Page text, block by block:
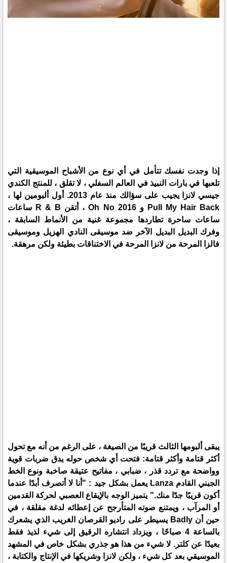
إذا وجدت نفسك تتأمل في أي نوع من الأشباح الموسيقية التي
تلعبها في بارات النبيذ في العالم السفلي ، لا تقلق ، للمنتج الكندي
جيسي لانزا يجيب على سؤالك منذ عام 2013. أول ألبومين لها ،
Pull My Hair Back و 2016 Oh No ، أتقن R & B ساعات
ساعات ساحرة تطاردها مجموعة غنية من الأنماط السابقة ،
وفرك البديل البديل الآخر ضد موسيقى النادي الهزيل وموسيقى
فالزا المرحة من لانزا المرحة في الاختناقات بطيئة ولكن مرهقة.
يبقى ألبومها الثالث قريبًا من الصيغة ، على الرغم من أنه مع تحول
أكثر قتامة وأكثر قتامة: فتحت أي شخص حوله يدق ضربات قوية
وواضحة مع تردد قذر ، ضبابي ، مفاتيح عتيقة صاخبة ونوع الخط
الجبني القادم Lanza يعمل بشكل جيد : "أنا لا أتصرف أبدًا عندما
أكون قريبًا جدًا منك." يتميز الوجه بالإيقاع العصبي لحركة القدمين
أو المرآب ، ويمتنع صوته المتأرجح عن إعطائه لدغة مقلقة ، في
حين أن Badly يسيطر على راديو القرصان الغريب الذي يشعرك
بالساعة 4 صباحًا ، ويزداد انتشاره الرقيق إلى شيء لذيذ فقط
بعيدًا عن كلتر. لا شيء من هذا هو جذري بشكل خاص في المشهد
الموسيقي بعد كل شيء ، ولكن لانزا وشريكها في الإنتاج والكتابة ،